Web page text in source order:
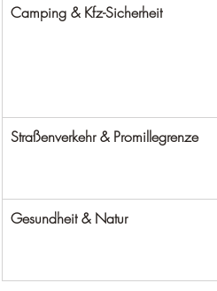
Camping & Kfz-Sicherheit
Straßenverkehr & Promillegrenze
Gesundheit & Natur